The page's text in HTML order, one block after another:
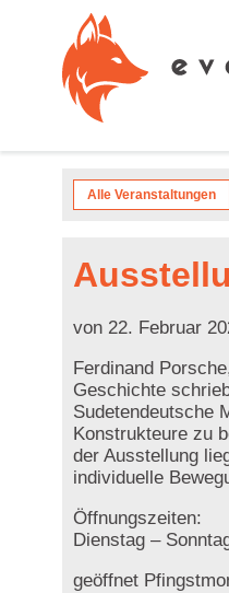
Alle Veranstaltungen
von 22. Februar
Ferdinand
Geschichte
Sudetendeutsche
Konstrukteure zu
der Ausstellung
individuelle
Öffnungszeiten:
Dienstag –
geöffnet